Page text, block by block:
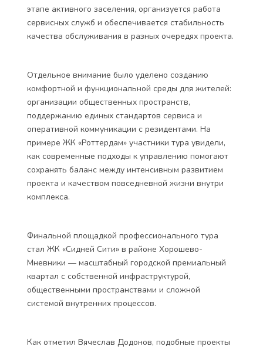
этапе активного заселения, организуется работа
сервисных служб и обеспечивается стабильность
качества обслуживания в разных очередях проекта.
Отдельное внимание было уделено созданию
комфортной и функциональной среды для жителей:
организации общественных пространств,
поддержанию единых стандартов сервиса и
оперативной коммуникации с резидентами. На
примере ЖК «Роттердам» участники тура увидели,
как современные подходы к управлению помогают
сохранять баланс между интенсивным развитием
проекта и качеством повседневной жизни внутри
комплекса.
Финальной площадкой профессионального тура
стал ЖК «Сидней Сити» в районе Хорошево-
Мневники — масштабный городской премиальный
квартал с собственной инфраструктурой,
общественными пространствами и сложной
системой внутренних процессов.
Как отметил Вячеслав Додонов, подобные проекты